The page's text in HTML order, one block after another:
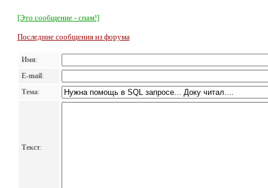
[Это сообщение - спам!]
Последние сообщения из форума
Имя:
E-mail:
Тема:
Текст: